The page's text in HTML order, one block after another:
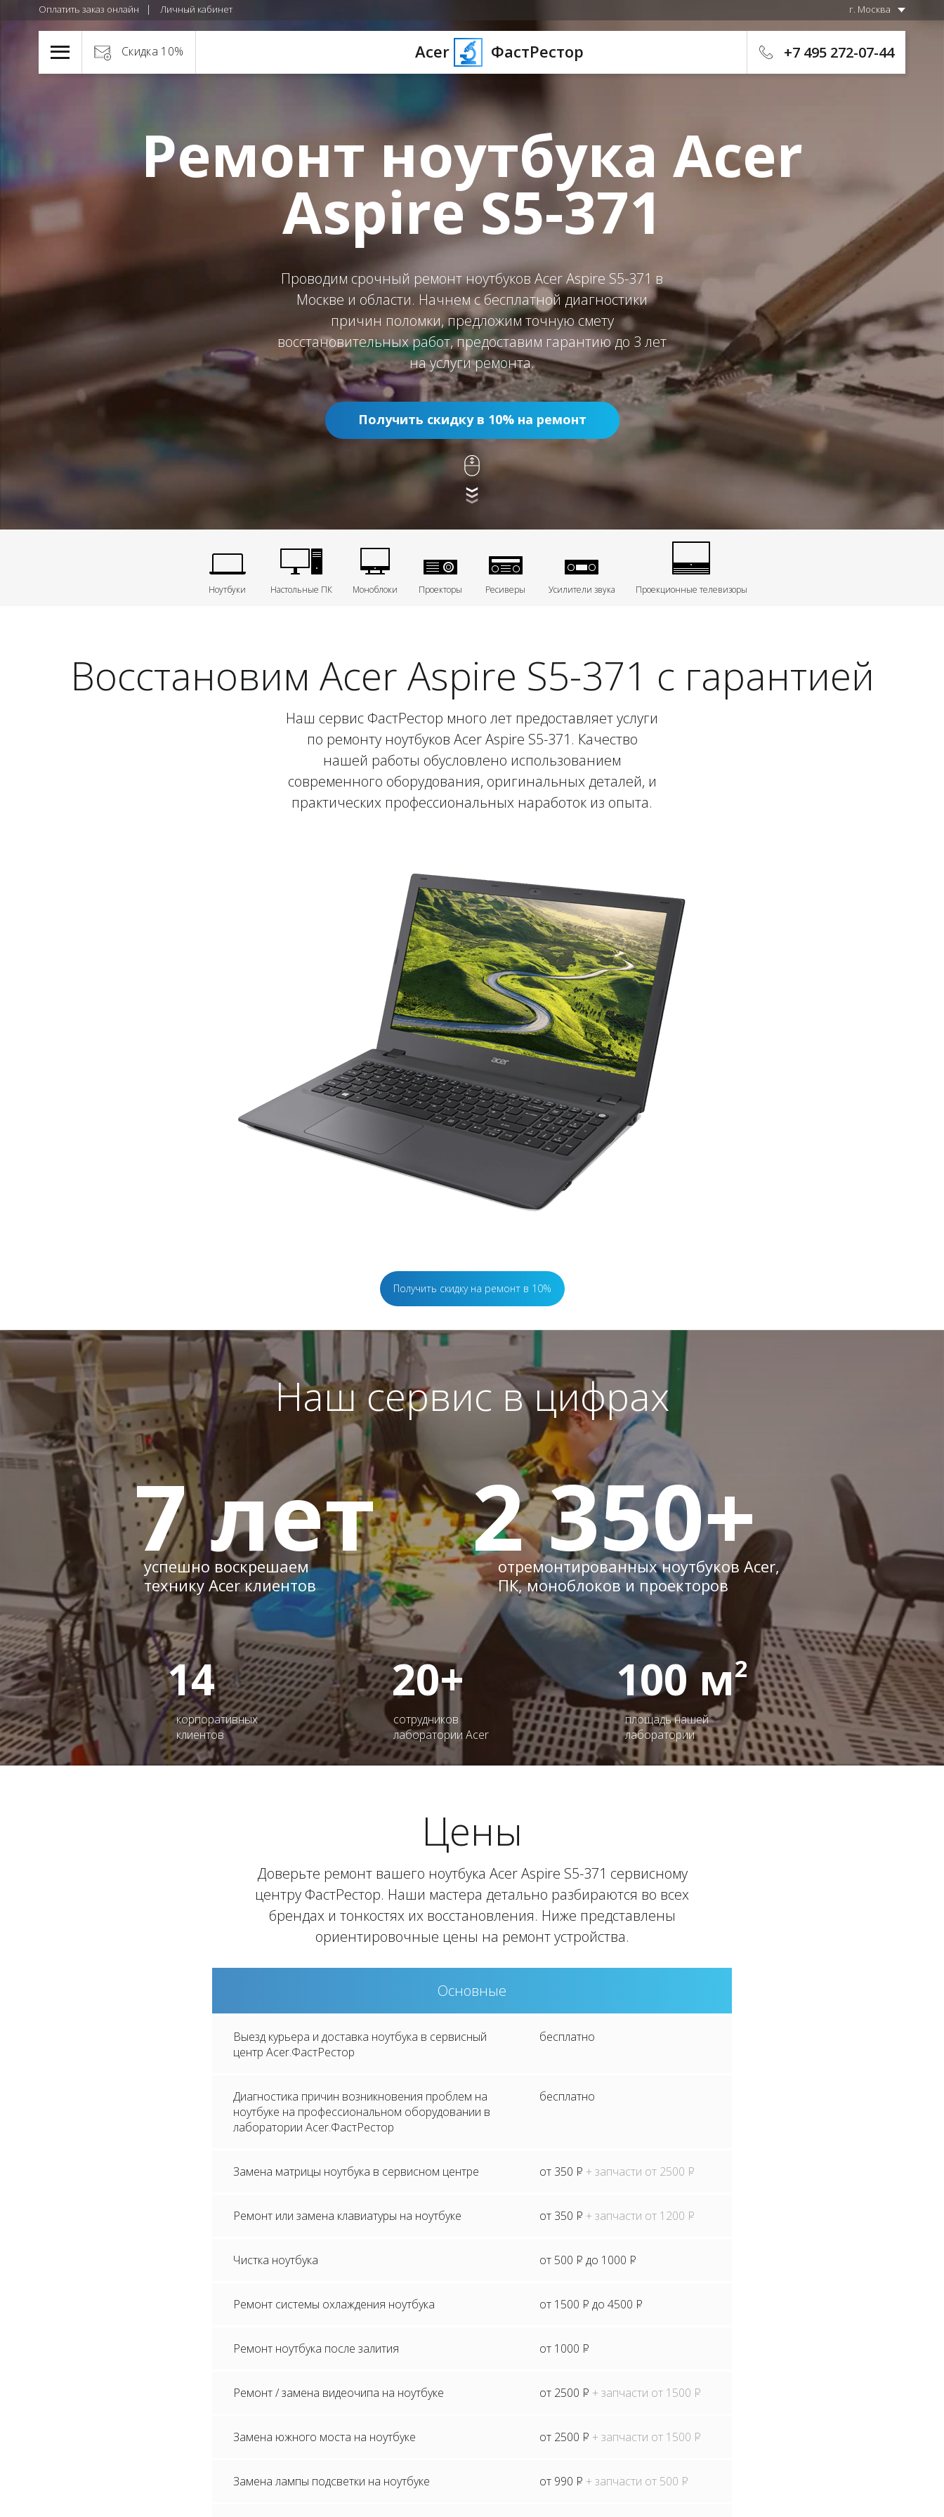
Оплатить заказ онлайн Личный кабинет г. Москва
Acer ФастРестор
Скидка 10% +7 495 272-07-44
Ремонт ноутбука Acer
Aspire S5-371
Проводим срочный ремонт ноутбуков Acer Aspire S5-371 в
Москве и области. Начнем с бесплатной диагностики
причин поломки, предложим точную смету
восстановительных работ, предоставим гарантию до 3 лет
на услуги ремонта.
Получить скидку в 10% на ремонт
Ноутбуки Настольные ПК Моноблоки Проекторы Ресиверы Усилители звука Проекционные телевизоры
Восстановим Acer Aspire S5-371 с гарантией
Наш сервис ФастРестор много лет предоставляет услуги
по ремонту ноутбуков Acer Aspire S5-371. Качество
нашей работы обусловлено использованием
современного оборудования, оригинальных деталей, и
практических профессиональных наработок из опыта.
Получить скидку на ремонт в 10%
Наш сервис в цифрах
7лет
успешно воскрешаем
технику Acer клиентов
2 350+
отремонтированных ноутбуков Acer,
ПК, моноблоков и проекторов
14
корпоративных
клиентов
20+
сотрудников
лаборатории Acer
100 м2
площадь нашей
лаборатории
Цены
Доверьте ремонт вашего ноутбука Acer Aspire S5-371 сервисному
центру ФастРестор. Наши мастера детально разбираются во всех
брендах и тонкостях их восстановления. Ниже представлены
ориентировочные цены на ремонт устройства.
Основные
Выезд курьера и доставка ноутбука в сервисный
центр Acer.ФастРестор
бесплатно
Диагностика причин возникновения проблем на
ноутбуке на профессиональном оборудовании в
лаборатории Acer.ФастРестор
бесплатно
Замена матрицы ноутбука в сервисном центре от 350 P + запчасти от 2500 P
Ремонт или замена клавиатуры на ноутбуке от 350 P + запчасти от 1200 P
Чистка ноутбука от 500 P до 1000 P
Ремонт системы охлаждения ноутбука от 1500 P до 4500 P
Ремонт ноутбука после залития от 1000 P
Ремонт / замена видеочипа на ноутбуке от 2500 P + запчасти от 1500 P
Замена южного моста на ноутбуке от 2500 P + запчасти от 1500 P
Замена лампы подсветки на ноутбуке от 990 P + запчасти от 500 P